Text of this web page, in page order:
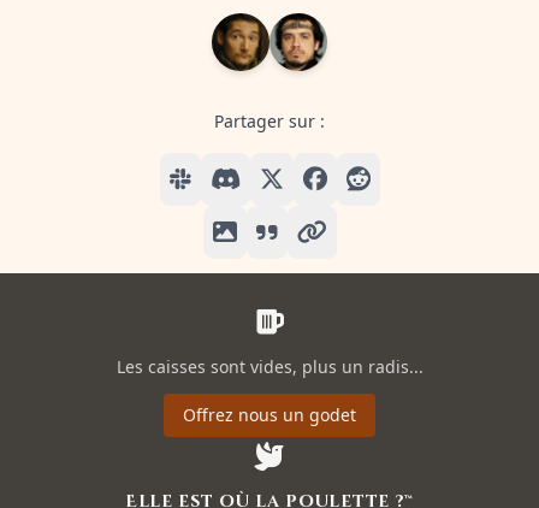
Partager sur :
Les caisses sont vides, plus un radis...
Offrez nous un godet
Elle est où la poulette ?™